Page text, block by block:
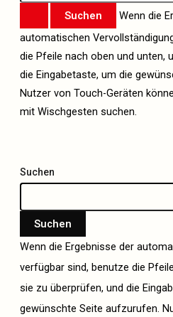
Wenn die
automatischen
die Pfeile nach oben und unten,
die Eingabetaste, um die
Nutzer von Touch-Geräten
mit Wischgesten suchen.
Suchen
Suchen
Wenn die Ergebnisse der
verfügbar sind, benutze die
sie zu überprüfen, und die
gewünschte Seite aufzurufen.